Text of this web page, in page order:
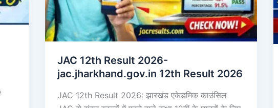
JAC 12th Result 2026-
jac.jharkhand.gov.in 12th Result 2026
JAC 12th Result 2026: झारखंड एकेडमिक काउंसिल